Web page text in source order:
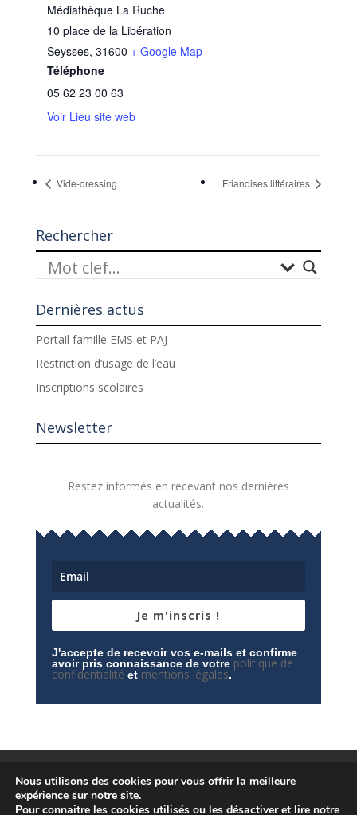
Médiathèque La Ruche
10 place de la Libération
Seysses, 31600 + Google Map
Téléphone
05 62 23 00 63
Voir Lieu site web
Vide-dressing Friandises littéraires
Rechercher
Dernières actus
Portail famille EMS et PAJ
Restriction d’usage de l’eau
Inscriptions scolaires
Newsletter
Restez informés en recevant nos dernières
actualités.
Je m'inscris !
J'accepte de recevoir vos e-mails et confirme
avoir pris connaissance de votre politique de
confidentialité et mentions légales.
Espace privé
Politique de confidentialité
Nous utilisons des cookies pour vous offrir la meilleure
expérience sur notre site.
Pour connaitre les cookies utilisés ou les désactiver et lire notre